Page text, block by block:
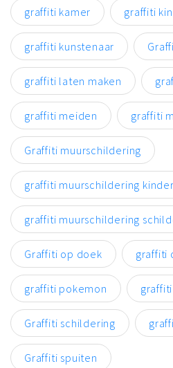
graffiti kamer graffiti
graffiti kunstenaar
graffiti laten maken
graffiti meiden graffiti
Graffiti muurschildering
graffiti muurschildering
graffiti muurschildering
Graffiti op doek graffiti
graffiti pokemon
Graffiti schildering
Graffiti spuiten